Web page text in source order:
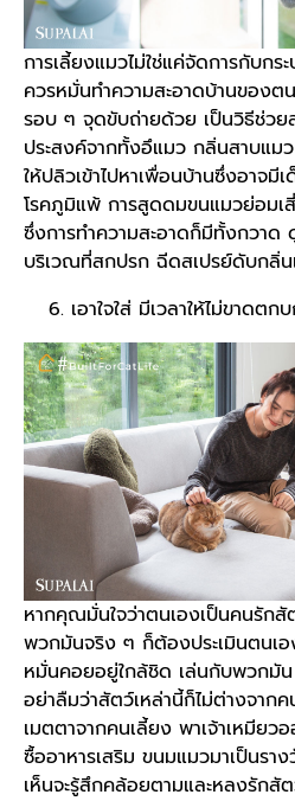
การเลี้ยงแมวไม่ใช่แค่จัดการกับกร
ควรหมั่นทำความสะอาดบ้านของต
รอบ ๆ จุดขับถ่ายด้วย เป็นวิธีช่ว
ประสงค์จากทั้งอึแมว กลิ่นสาบแม
ให้ปลิวเข้าไปหาเพื่อนบ้านซึ่งอาจ
โรคภูมิแพ้ การสูดดมขนแมวย่อม
ซึ่งการทำความสะอาดก็มีทั้งกวา
บริเวณที่สกปรก ฉีดสเปรย์ดับกลิ่
เอาใจใส่ มีเวลาให้ไม่ขาดต
หากคุณมั่นใจว่าตนเองเป็นคนรัก
พวกมันจริง ๆ ก็ต้องประเมินตนเอ
หมั่นคอยอยู่ใกล้ชิด เล่นกับพวกมั
อย่าลืมว่าสัตว์เหล่านี้ก็ไม่ต่างจาก
เมตตาจากคนเลี้ยง พาเจ้าเหมียว
ซื้ออาหารเสริม ขนมแมวมาเป็นรา
เห็นจะรู้สึกคล้อยตามและหลงรัก